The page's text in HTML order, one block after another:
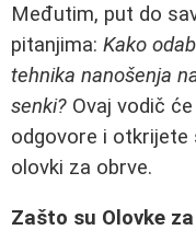
Međutim, put do
pitanjima: Kako
tehnika nanošenja
senki? Ovaj vodič
odgovore i otkrijete
olovki za obrve.
Zašto su Olovke